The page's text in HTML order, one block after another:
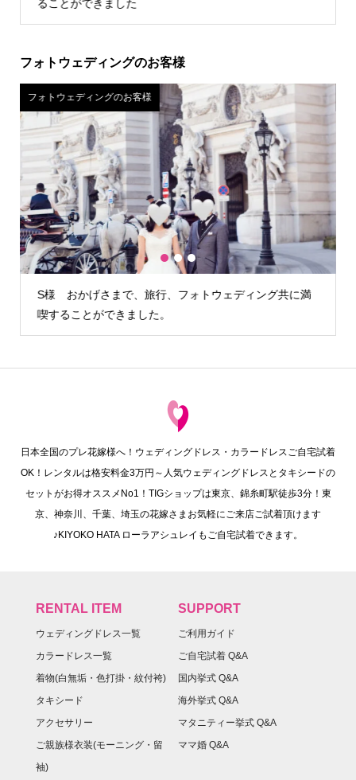
ることができました
フォトウェディングのお客様
S様 おかげさまで、旅行、フォトウェディング共に満
喫することができました。
フォトウェディングのお客様
1 2 3
日本全国のプレ花嫁様へ！ウェディングドレス・カラードレスご自宅試着
OK！レンタルは格安料金3万円～人気ウェディングドレスとタキシードの
セットがお得オススメNo1！TIGショップは東京、錦糸町駅徒歩3分！東
京、神奈川、千葉、埼玉の花嫁さまお気軽にご来店ご試着頂けます
♪KIYOKO HATA ローラアシュレイもご自宅試着できます。
RENTAL ITEM
ウェディングドレス一覧
カラードレス一覧
着物(白無垢・色打掛・紋付袴)
タキシード
アクセサリー
ご親族様衣装(モーニング・留
袖)
SUPPORT
ご利用ガイド
ご自宅試着 Q&A
国内挙式 Q&A
海外挙式 Q&A
マタニティー挙式 Q&A
ママ婚 Q&A